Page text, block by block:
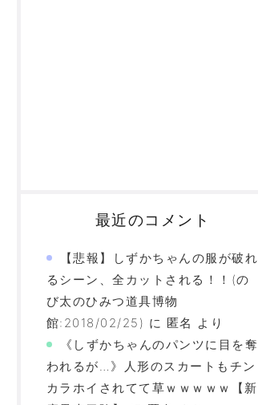
最近のコメント
【悲報】しずかちゃんの服が破れ
るシーン、全カットされる！！(の
び太のひみつ道具博物
館:2018/02/25) に 匿名 より
《しずかちゃんのパンツに目を奪
われるが…》人形のスカートもチン
カラホイされてて草ｗｗｗｗｗ【新